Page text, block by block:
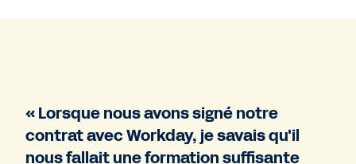
« Lorsque nous avons signé notre
contrat avec Workday, je savais qu'il
nous fallait une formation suffisante